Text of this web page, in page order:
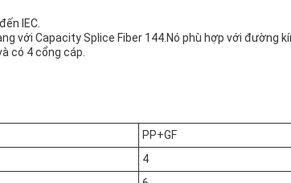
IEC.
với Capacity Splice Fiber 144.Nó phù hợp với đường
có 4 cổng cáp.
PP+GF
4